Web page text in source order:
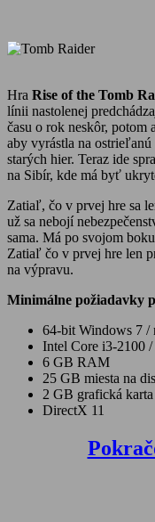
Hra Rise of the Tomb
línii nastolenej
času o rok neskôr,
aby vyrástla na
starých hier. Teraz ide
na Sibír, kde má byť
Zatiaľ, čo v prvej hre sa
už sa nebojí
sama. Má po svojom
Zatiaľ čo v prvej hre len
na výpravu.
Minimálne požiadavky
64-bit Windows 7 /
Intel Core i3-2100
6 GB RAM
25 GB miesta na
2 GB grafická
DirectX 11